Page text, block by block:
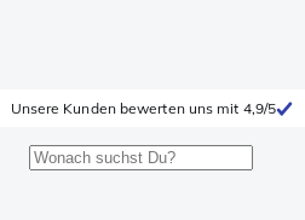
Unsere Kunden bewerten uns mit 4,9/5